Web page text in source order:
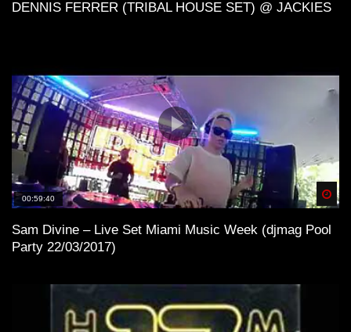
DENNIS FERRER (TRIBAL HOUSE SET) @ JACKIES
00:59:40
Sam Divine – Live Set Miami Music Week (djmag Pool
Party 22/03/2017)